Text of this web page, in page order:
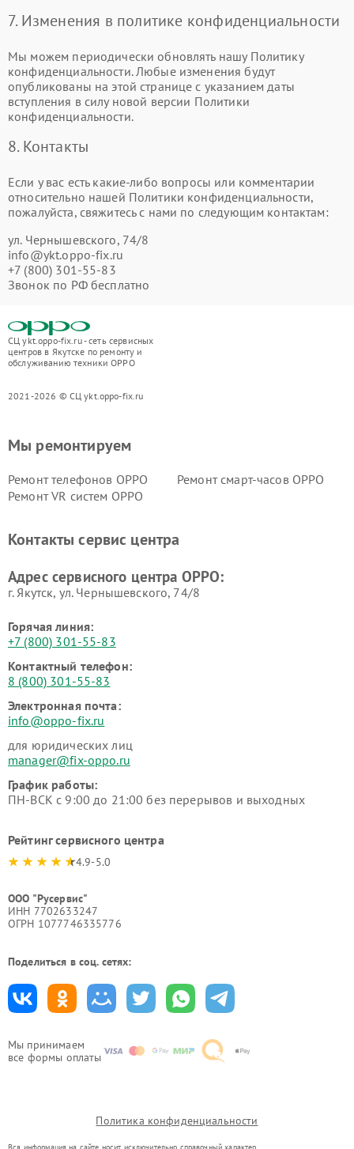
7. Изменения в политике конфиденциальности
Мы можем периодически обновлять нашу Политику
конфиденциальности. Любые изменения будут
опубликованы на этой странице с указанием даты
вступления в силу новой версии Политики
конфиденциальности.
8. Контакты
Если у вас есть какие-либо вопросы или комментарии
относительно нашей Политики конфиденциальности,
пожалуйста, свяжитесь с нами по следующим контактам:
ул. Чернышевского, 74/8
info@ykt.oppo-fix.ru
+7 (800) 301-55-83
Звонок по РФ бесплатно
СЦ ykt.oppo-fix.ru - сеть сервисных
центров в Якутске по ремонту и
обслуживанию техники OPPO
2021-2026 © СЦ ykt.oppo-fix.ru
Мы принимаем
все формы оплаты
Мы ремонтируем
Ремонт телефонов OPPO
Ремонт смарт-часов OPPO
Ремонт VR систем OPPO
Контакты сервис центра
Адрес сервисного центра OPPO:
г. Якутск, ул. Чернышевского, 74/8
Горячая линия:
+7 (800) 301-55-83
Контактный телефон:
8 (800) 301-55-83
Электронная почта:
info@oppo-fix.ru
для юридических лиц
manager@fix-oppo.ru
График работы:
ПН-ВСК с 9:00 до 21:00 без перерывов и выходных
Рейтинг сервисного центра
4.9-5.0
ООО "Русервис"
ИНН 7702633247
ОГРН 1077746335776
Поделиться в соц. сетях:
Политика конфиденциальности
Вся информация на сайте носит исключительно справочный характер.